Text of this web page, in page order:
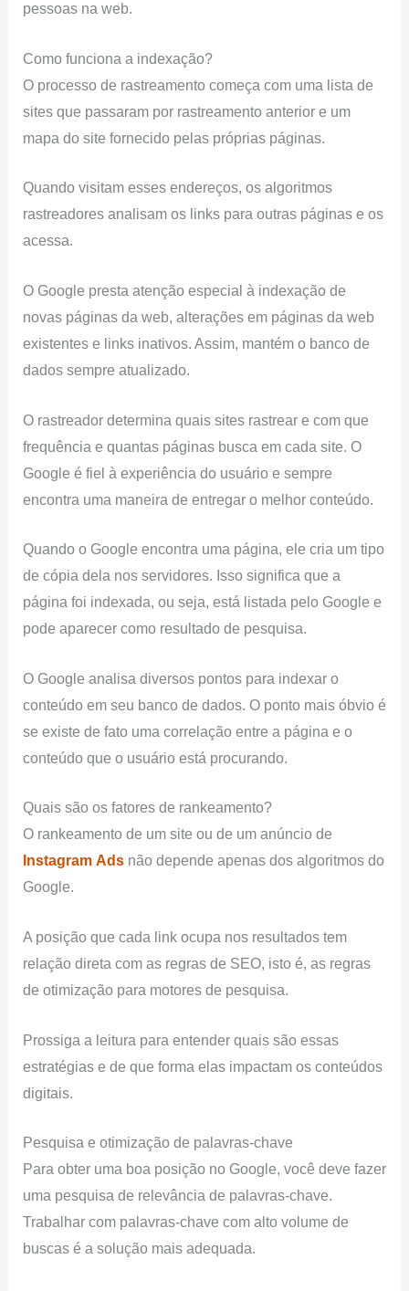
pessoas na web.
Como funciona a indexação?
O processo de rastreamento começa com uma lista de
sites que passaram por rastreamento anterior e um
mapa do site fornecido pelas próprias páginas.
Quando visitam esses endereços, os algoritmos
rastreadores analisam os links para outras páginas e os
acessa.
O Google presta atenção especial à indexação de
novas páginas da web, alterações em páginas da web
existentes e links inativos. Assim, mantém o banco de
dados sempre atualizado.
O rastreador determina quais sites rastrear e com que
frequência e quantas páginas busca em cada site. O
Google é fiel à experiência do usuário e sempre
encontra uma maneira de entregar o melhor conteúdo.
Quando o Google encontra uma página, ele cria um tipo
de cópia dela nos servidores. Isso significa que a
página foi indexada, ou seja, está listada pelo Google e
pode aparecer como resultado de pesquisa.
O Google analisa diversos pontos para indexar o
conteúdo em seu banco de dados. O ponto mais óbvio é
se existe de fato uma correlação entre a página e o
conteúdo que o usuário está procurando.
Quais são os fatores de rankeamento?
O rankeamento de um site ou de um anúncio de
Instagram Adsnão depende apenas dos algoritmos do
Google.
A posição que cada link ocupa nos resultados tem
relação direta com as regras de SEO, isto é, as regras
de otimização para motores de pesquisa.
Prossiga a leitura para entender quais são essas
estratégias e de que forma elas impactam os conteúdos
digitais.
Pesquisa e otimização de palavras-chave
Para obter uma boa posição no Google, você deve fazer
uma pesquisa de relevância de palavras-chave.
Trabalhar com palavras-chave com alto volume de
buscas é a solução mais adequada.